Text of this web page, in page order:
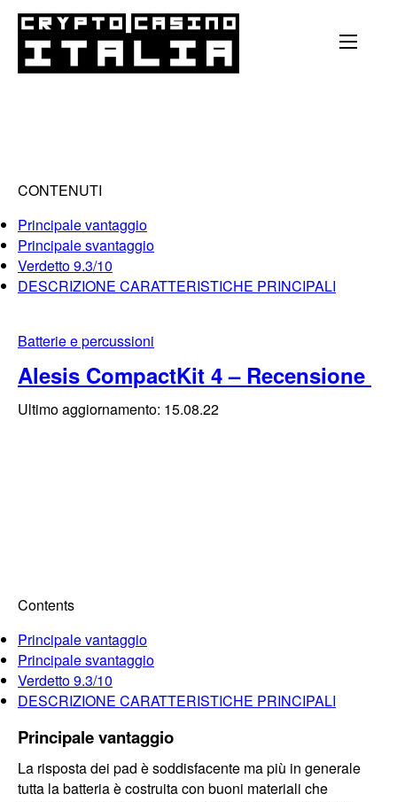
CONTENUTI
Principale vantaggio
Principale svantaggio
Verdetto 9.3/10
DESCRIZIONE CARATTERISTICHE PRINCIPALI
Batterie e percussioni
Alesis CompactKit 4 – Recensione
Ultimo aggiornamento: 15.08.22
Contents
Principale vantaggio
Principale svantaggio
Verdetto 9.3/10
DESCRIZIONE CARATTERISTICHE PRINCIPALI
Principale vantaggio
La risposta dei pad è soddisfacente ma più in generale
tutta la batteria è costruita con buoni materiali che